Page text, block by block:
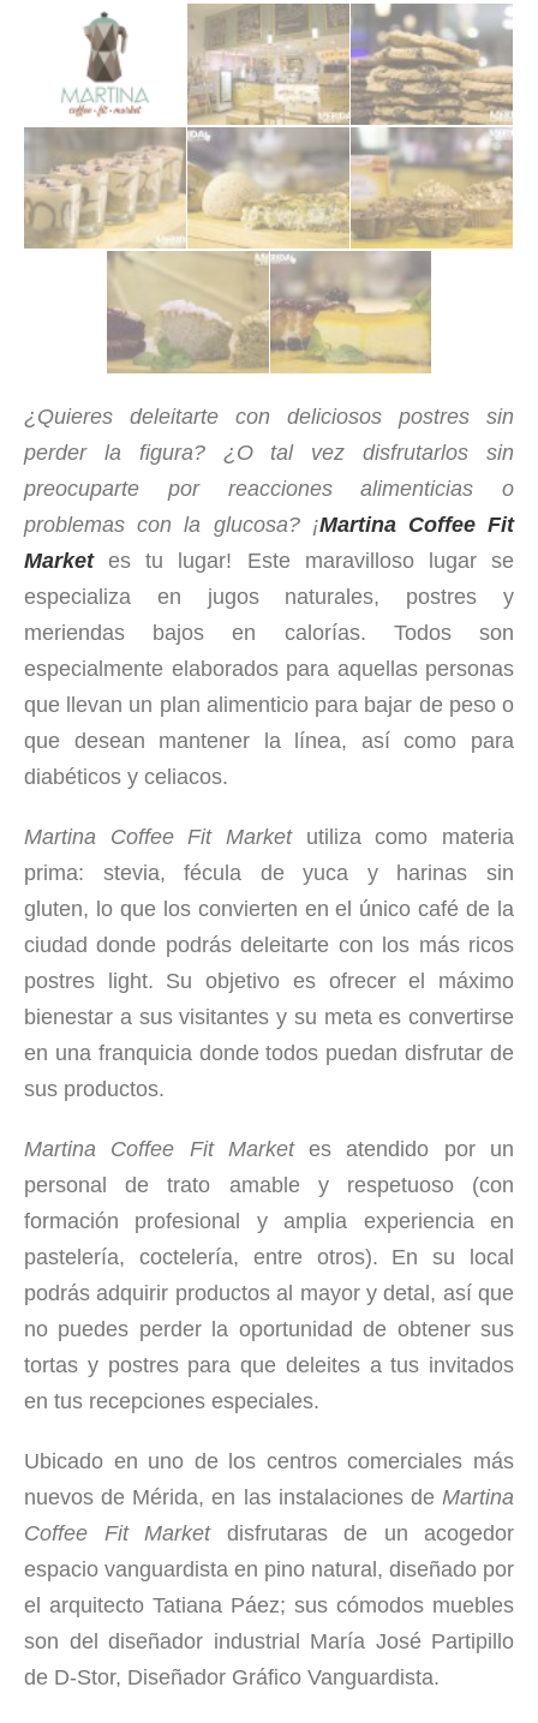
¿Quieres deleitarte con deliciosos postres sin
perder la figura? ¿O tal vez disfrutarlos sin
preocuparte por reacciones alimenticias o
problemas con la glucosa? ¡Martina Coffee Fit
Marketes tu lugar! Este maravilloso lugar se
especializa en jugos naturales, postres y
meriendas bajos en calorías. Todos son
especialmente elaborados para aquellas personas
que llevan un plan alimenticio para bajar de peso o
que desean mantener la línea, así como para
diabéticos y celiacos.
Martina Coffee Fit Marketutiliza como materia
prima: stevia, fécula de yuca y harinas sin
gluten, lo que los convierten en el único café de la
ciudad donde podrás deleitarte con los más ricos
postres light. Su objetivo es ofrecer el máximo
bienestar a sus visitantes y su meta es convertirse
en una franquicia donde todos puedan disfrutar de
sus productos.
Martina Coffee Fit Marketes atendido por un
personal de trato amable y respetuoso (con
formación profesional y amplia experiencia en
pastelería, coctelería, entre otros). En su local
podrás adquirir productos al mayor y detal, así que
no puedes perder la oportunidad de obtener sus
tortas y postres para que deleites a tus invitados
en tus recepciones especiales.
Ubicado en uno de los centros comerciales más
nuevos de Mérida, en las instalaciones de Martina
Coffee Fit Marketdisfrutaras de un acogedor
espacio vanguardista en pino natural, diseñado por
el arquitecto Tatiana Páez; sus cómodos muebles
son del diseñador industrial María José Partipillo
de D-Stor, Diseñador Gráfico Vanguardista.